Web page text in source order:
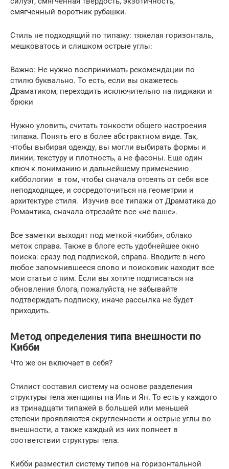
смягченный воротник рубашки.
Стиль не подходящий по типажу: тяжелая горизонталь,
мешковатось и слишком острые углы:
Важно: Не нужно воспринимать рекомендации по
стилю буквально. То есть, если вы окажетесь
Драматиком, переходить исключительно на пиджаки и
брюки
Нужно уловить, считать тонкости общего настроения
типажа. Понять его в более абстрактном виде. Так,
чтобы выбирая одежду, вы могли выбирать формы и
линии, текстуру и плотность, а не фасоны. Еще один
ключ к пониманию и дальнейшему применению
киббологии в том, чтобы сначала отсеять от себя все
неподходящее, и сосредоточиться на геометрии и
архитектуре стиля. Изучив все типажи от Драматика до
Романтика, сначала отрезайте все «не ваше».
Все заметки выходят под меткой «кибби», облако
меток справа. Также в блоге есть удобнейшее окно
поиска: сразу под подпиской, справа. Вводите в него
любое запомнившееся слово и поисковик находит все
мои статьи с ним. Если вы хотите подписаться на
обновления блога, пожалуйста, не забывайте
подтверждать подписку, иначе рассылка не будет
приходить.
Метод определения типа внешности по
Кибби
Что же он включает в себя?
Стилист составил систему на основе разделения
структуры тела женщины на Инь и Ян. То есть у каждого
из тринадцати типажей в большей или меньшей
степени проявляются скругленности и острые углы во
внешности, а также каждый из них полнеет в
соответствии структуры тела.
Кибби разместил систему типов на горизонтальной